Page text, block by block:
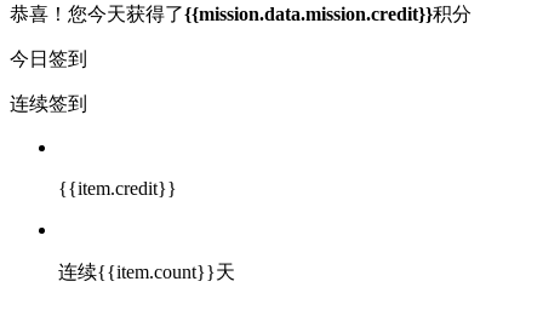
恭喜！您今天获得了{{mission.data.mission.credit}}积分
今日签到
连续签到
{{item.credit}}
连续{{item.count}}天